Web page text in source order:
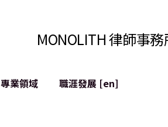
MONOLITH 律師事
專業領域
職涯發展 [en]